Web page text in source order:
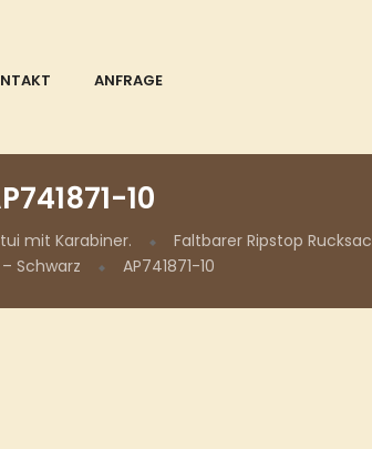
ANFRAGE
10
mit Karabiner.
Faltbarer Ripstop
Schwarz
AP741871-10